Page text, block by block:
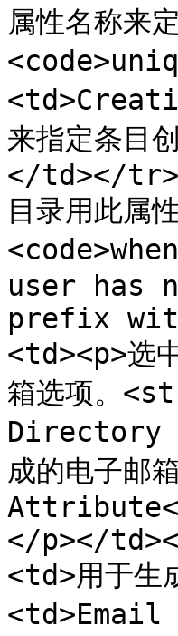
属性名称来
来指定条目
</td></
目录用此属
user has
prefix
<td><p>选
箱选项。
Directory
成的电子
</p></
<td>用于生
<td>Email